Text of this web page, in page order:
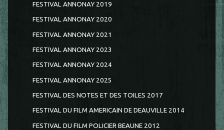
FESTIVAL ANNONAY 2019
FESTIVAL ANNONAY 2020
FESTIVAL ANNONAY 2021
FESTIVAL ANNONAY 2023
FESTIVAL ANNONAY 2024
FESTIVAL ANNONAY 2025
FESTIVAL DES NOTES ET DES TOILES 2017
FESTIVAL DU FILM AMERICAIN DE DEAUVILLE 2014
FESTIVAL DU FILM POLICIER BEAUNE 2012